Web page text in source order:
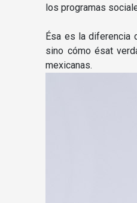
los programas
Ésa es la diferencia
sino cómo ésat
mexicanas.